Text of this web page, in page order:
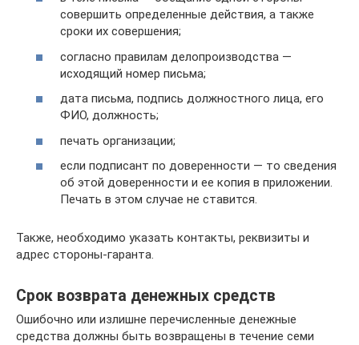
совершить определенные действия, а также
сроки их совершения;
согласно правилам делопроизводства —
исходящий номер письма;
дата письма, подпись должностного лица, его
ФИО, должность;
печать организации;
если подписант по доверенности — то сведения
об этой доверенности и ее копия в приложении.
Печать в этом случае не ставится.
Также, необходимо указать контакты, реквизиты и
адрес стороны-гаранта.
Срок возврата денежных средств
Ошибочно или излишне перечисленные денежные
средства должны быть возвращены в течение семи